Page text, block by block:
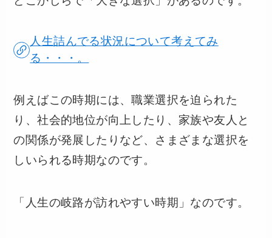
人生詰んでる状況について考えてみ
る・・・。
例えばこの時期には、職業選択を迫られた
り、社会的地位が向上したり、家族や友人と
の関係が発展したりなど、さまざまな選択を
しいられる時期なのです。
「人生の岐路が訪れやすい時期」なのです。